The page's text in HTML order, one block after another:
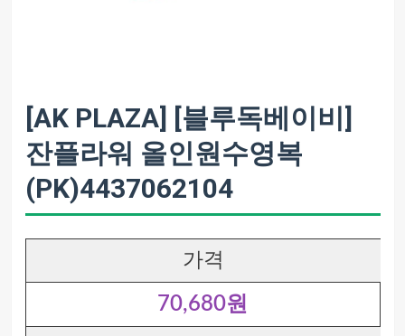
[AK PLAZA] [블루독베이비]
잔플라워 올인원수영복
(PK)4437062104
가격
70,680원